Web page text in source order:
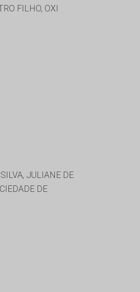
FILHO, OXI
JULIANE DE
DE